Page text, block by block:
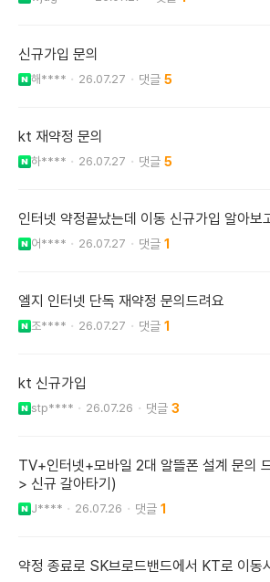
신규가입 문의
해**** 26.07.27 5
kt 재약정 문의
하**** 26.07.27 5
인터넷 약정끝났는데 이동 신규가입 알아보
어**** 26.07.27 1
엘지 인터넷 단독 재약정 문의드려요
조**** 26.07.27 1
kt 신규가입
stp**** 26.07.26 3
TV+인터넷+모바일 2대 알뜰폰 설계 문의
> 신규 갈아타기)
J**** 26.07.26 1
약정 종료로 SK브로드밴드에서 KT로 이동